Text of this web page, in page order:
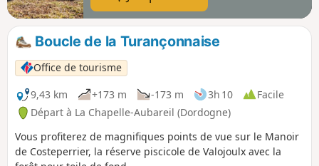
Boucle de la Turançonnaise
Office de tourisme
9,43 km
+173 m -173 m 3h 10
Facile
Départ à La Chapelle-Aubareil (Dordogne)
Vous profiterez de magnifiques points de vue sur le Manoir
de Costeperrier, la réserve piscicole de Valojoulx avec la